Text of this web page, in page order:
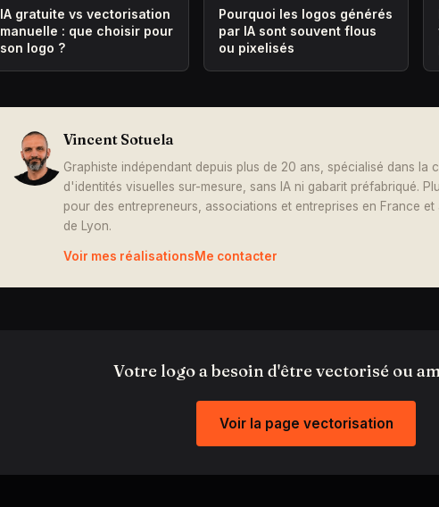
IA gratuite vs vectorisation
manuelle : que choisir pour
son logo ?
Pourquoi les logos générés
par IA sont souvent flous
ou pixelisés
Vincent Sotuela
Graphiste indépendant depuis plus de 20 ans, spécialisé dans la
d'identités visuelles sur-mesure, sans IA ni gabarit préfabriqué.
pour des entrepreneurs, associations et entreprises en France
de Lyon.
Voir mes réalisationsMe contacter
Votre logo a besoin d'être vectorisé ou
Voir la page vectorisation